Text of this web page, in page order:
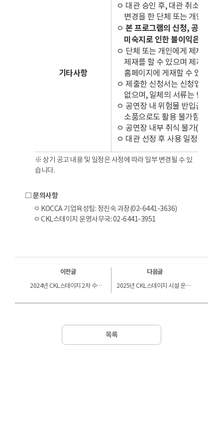
기타사항
ㅇ 대관 승인 후, 대관 취소 또는
변경을 한 단체 또는 개인
ㅇ 본 프로그램의 신청, 공연에
미숙지로 인한 불이익은 단체
ㅇ 단체 또는 개인에게 제재 사
제재를 할 수 있으며 제재 내
홈페이지에 게재할 수 있음
ㅇ 제출한 신청서는 신청업체 요
없으며, 일체의 서류는 반환하
ㅇ 공연장 내 위험물 반입금지(
소품으로도 활용 불가함)
ㅇ 공연장 내부 취식 불가(분장실
ㅇ 대관 선정 후 사용 일정은 협
※ 상기 공고 내용 및 일정은 사정에 따라 일부 변경될 수 있
습니다.
□ 문의사항
ㅇ KOCCA 기업육성팀: 정진숙 과장(02-6441-3636)
ㅇ CKL스테이지 운영사무국: 02-6441-3951
이전글
2024년 CKL스테이지 2차 수시대관 선정 결과 안내
다음글
2025년 CKL스테이지 시설 운영 위탁용역 선정결과 공지
목록